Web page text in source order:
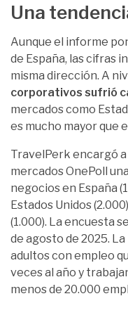
Una
Aunque el informe
de España, las cifras
misma dirección. A
corporativos sufrió
mercados como
es mucho mayor que
TravelPerk encargó
mercados OnePoll
negocios en España
Estados Unidos
(1.000). La encuesta
de agosto de 2025.
adultos con empleo
veces al año y
menos de 20.000